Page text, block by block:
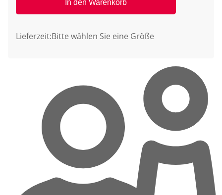
In den Warenkorb
Lieferzeit:Bitte wählen Sie eine Größe